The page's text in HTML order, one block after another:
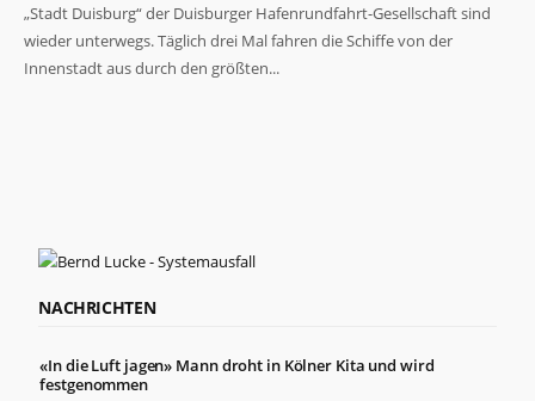
„Stadt Duisburg“ der Duisburger Hafenrundfahrt-Gesellschaft sind
wieder unterwegs. Täglich drei Mal fahren die Schiffe von der
Innenstadt aus durch den größten...
NACHRICHTEN
«In die Luft jagen» Mann droht in Kölner Kita und wird
festgenommen